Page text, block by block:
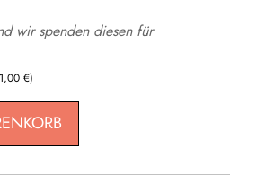
wir spenden diesen für
€)